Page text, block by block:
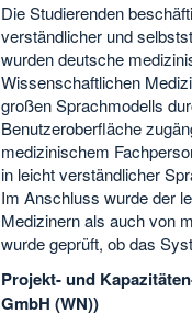
Die Studierenden
verständlicher und
wurden deutsche
Wissenschaftlichen
großen Sprachmodells
Benutzeroberfläche
medizinischem
in leicht verständlicher
Im Anschluss wurde der
Medizinern als auch von
wurde geprüft, ob das
Projekt- und
GmbH (WN))